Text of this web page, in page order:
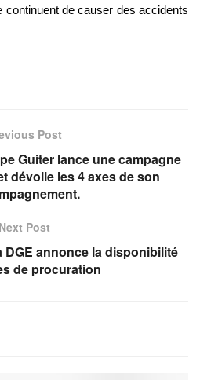
de causer des accidents
Post
Guiter lance une campagne
dévoile les 4 axes de son
Next Post
DGE annonce la disponibilité
de procuration